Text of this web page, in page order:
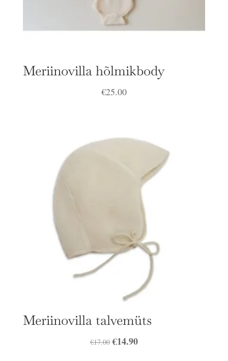
Meriinovilla hõlmikbody
€25.00
Meriinovilla talvemüts
€17.00 Algne
€14.90Praegune